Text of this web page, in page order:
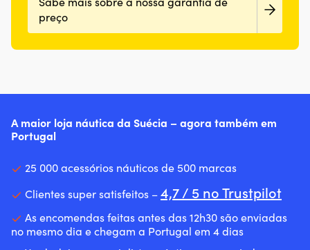
preço
A maior loja náutica da Suécia – agora também em
Portugal
25 000 acessórios náuticos de 500 marcas
Clientes super satisfeitos –4,7 / 5 no Trustpilot
As encomendas feitas antes das 12h30 são enviadas
no mesmo dia e chegam a Portugal em 4 dias